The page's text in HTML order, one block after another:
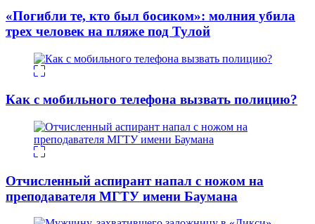
«Погибли те, кто был босиком»: молния убила
трех человек на пляже под Тулой
Как с мобильного телефона вызвать полицию?
Отчисленный аспирант напал с ножом на
преподавателя МГТУ имени Баумана